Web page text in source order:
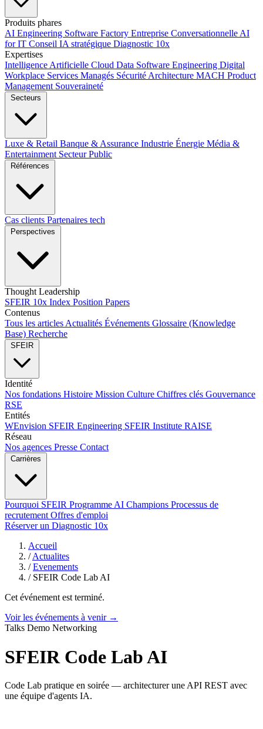
Produits phares
AI Engineering Software Factory Entreprise Conversationnelle AI
for IT Conseil IA stratégique Diagnostic 10x
Expertises
Intelligence Artificielle Cloud Data Software Engineering Digital
Workplace Services Managés Sécurité Architecture MACH Product
Management Souveraineté
Secteurs
Luxe & Retail Banque & Assurance Industrie Énergie Média &
Entertainment Secteur Public
Références
Cas clients Partenaires tech
Perspectives
Thought Leadership
SFEIR 10x Index Position Papers
Contenus
Tous les articles Actualités Événements Glossaire (Knowledge
Base) Recherche
SFEIR
Identité
Nos fondations Histoire Mission Culture Chiffres clés Gouvernance
RSE
Entités
WEnvision SFEIR Engineering SFEIR Institute RAISE
Réseau
Nos agences Presse Contact
Carrières
Pourquoi SFEIR Programme AI Champions Processus de
recrutement Offres d'emploi
Réserver un Diagnostic 10x
Accueil
/ Actualites
/ Evenements
/ SFEIR Code Lab AI
Cet événement est terminé.
Voir les événements à venir →
Talks Demo Networking
SFEIR Code Lab AI
Code Lab pratique en soirée — architecturer une API REST avec
une équipe d'agents IA.